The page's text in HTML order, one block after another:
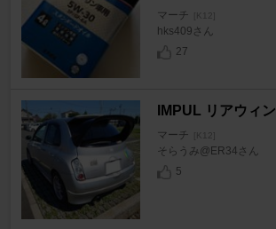
マーチ
hks409さん
27
IMPUL リアウィ
マーチ
そらうみ@ER34さん
5